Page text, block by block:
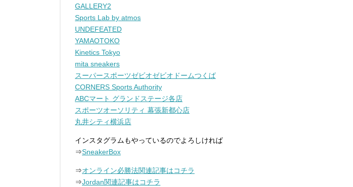
GALLERY2
Sports Lab by atmos
UNDEFEATED
YAMAOTOKO
Kinetics Tokyo
mita sneakers
スーパースポーツゼビオゼビオドームつくば
CORNERS Sports Authority
ABCマート グランドステージ各店
スポーツオーソリティ 幕張新都心店
丸井シティ横浜店
インスタグラムもやっているのでよろしければ
⇒SneakerBox
⇒オンライン必勝法関連記事はコチラ
⇒Jordan関連記事はコチラ